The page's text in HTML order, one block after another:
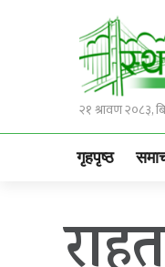
२१ श्रावण २०८३,
गृहपृष्ठ